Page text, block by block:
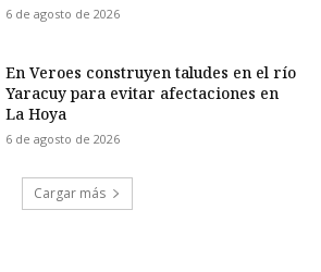
6 de agosto de 2026
En Veroes construyen taludes en el río
Yaracuy para evitar afectaciones en
La Hoya
6 de agosto de 2026
Cargar más